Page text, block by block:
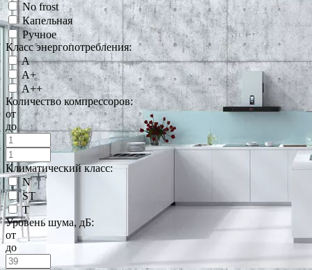
No frost
Капельная
Ручное
Класс энергопотребления:
A
A+
A++
Количество компрессоров:
от
до
Климатический класс:
N
ST
T
Уровень шума, дБ:
от
до